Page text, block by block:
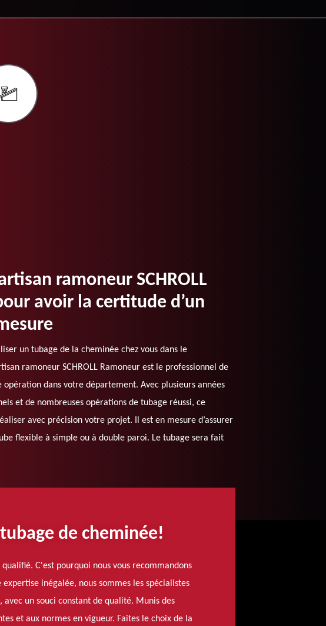
ramoneur SCHROLL
avoir la certitude d’un
un tubage de la cheminée chez vous dans le
ramoneur SCHROLL Ramoneur est le professionnel de
dans votre département. Avec plusieurs années
et de nombreuses opérations de tubage réussi, ce
avec précision votre projet. Il est en mesure d’assurer
flexible à simple ou à double paroi. Le tubage sera fait
de cheminée!
C'est pourquoi nous vous recommandons
inégalée, nous sommes les spécialistes
un souci constant de qualité. Munis des
et aux normes en vigueur. Faites le choix de la